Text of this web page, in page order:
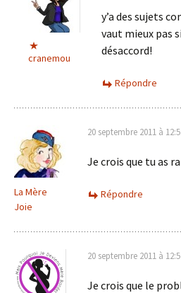
cranemou
y’a des sujets
vaut mieux pas
désaccord!
Répondre
La Mère
Joie
20 septembre 2011 à
Je crois que tu as
Répondre
20 septembre 2011 à
Je crois que le